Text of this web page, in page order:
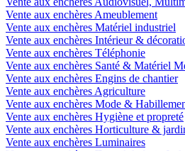
Vente aux enchères Ameublement
Vente aux enchères Matériel industriel
Vente aux enchères Intérieur &
Vente aux enchères Téléphonie
Vente aux enchères Santé & Matériel
Vente aux enchères Engins de chantier
Vente aux enchères Agriculture
Vente aux enchères Mode &
Vente aux enchères Hygiène et propreté
Vente aux enchères Horticulture &
Vente aux enchères Luminaires